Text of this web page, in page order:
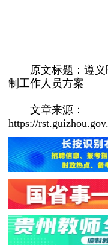
原文标题：遵义
制工作人员方案
文章来源：
https://